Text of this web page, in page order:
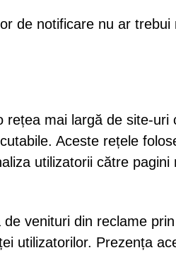
de notificare nu ar trebui
mai largă de site-uri
Aceste rețele
utilizatorii către pagini
venituri din reclame
utilizatorilor. Prezența